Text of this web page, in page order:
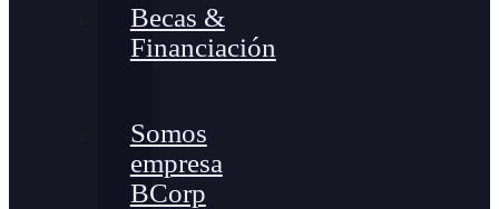
Becas &
Financiación
Somos
empresa
BCorp